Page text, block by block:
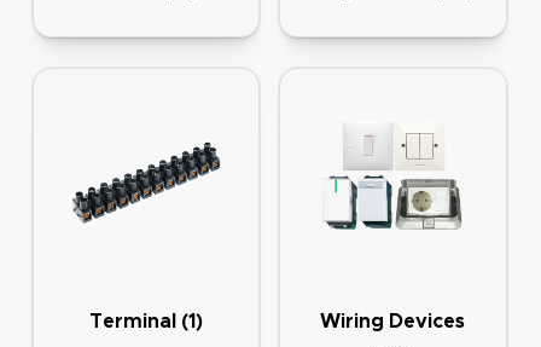
Terminal (1)
Wiring Devices